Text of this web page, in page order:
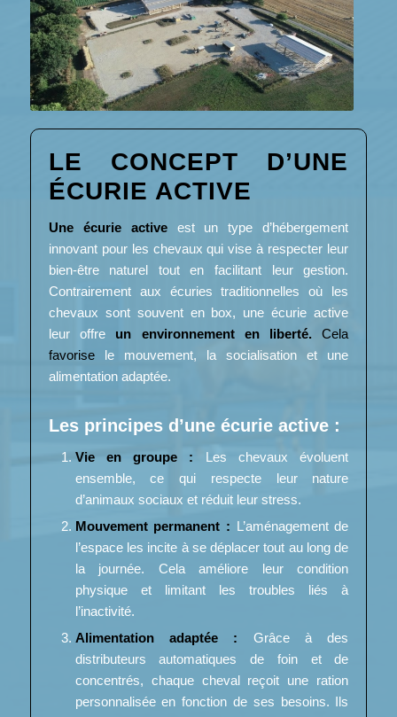
LE CONCEPT D’UNE
ÉCURIE ACTIVE
Une écurie active est un type d’hébergement
innovant pour les chevaux qui vise à respecter leur
bien-être naturel tout en facilitant leur gestion.
Contrairement aux écuries traditionnelles où les
chevaux sont souvent en box, une écurie active
leur offre un environnement en liberté.Cela
favorisele mouvement, la socialisation et une
alimentation adaptée.
Les principes d’une écurie active:
Vie en groupe : Les chevaux évoluent
ensemble, ce qui respecte leur nature
d’animaux sociaux et réduit leur stress.
Mouvement permanent : L’aménagement de
l’espace les incite à se déplacer tout au long de
la journée. Cela améliore leur condition
physique et limitant les troubles liés à
l’inactivité.
Alimentation adaptée : Grâce à des
distributeurs automatiques de foin et de
concentrés, chaque cheval reçoit une ration
personnalisée en fonction de ses besoins. Ils